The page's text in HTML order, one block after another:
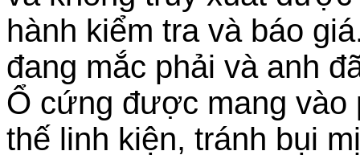
hành kiểm tra và báo
đang mắc phải và anh
Ổ cứng được mang vào
thế linh kiện, tránh bụi